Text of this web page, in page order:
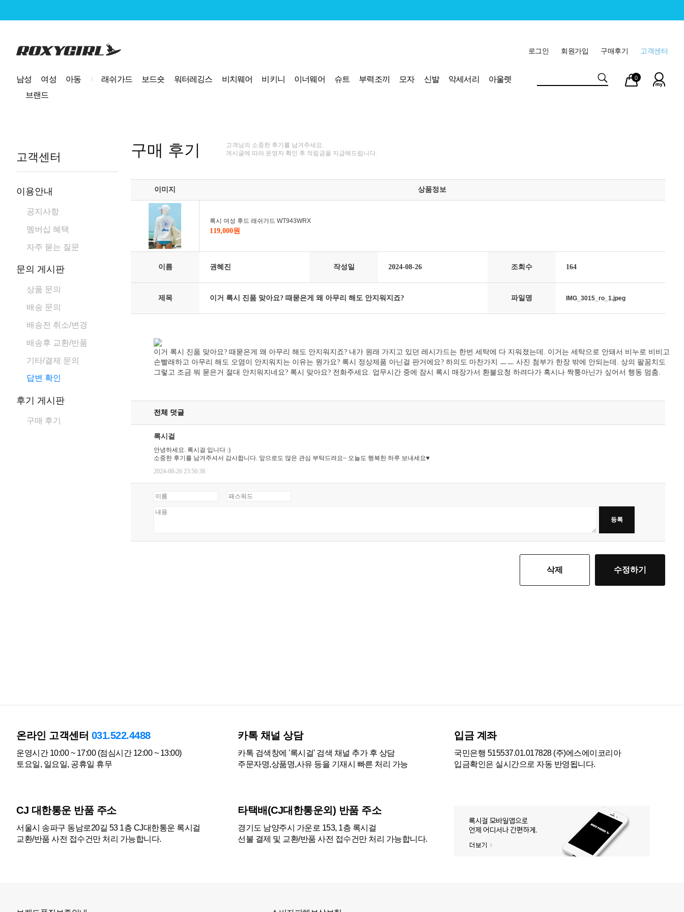
로고 고객센터
구매후기
회원가입
로그인
남성 여성 아동 래쉬가드 보드숏 워터레깅스 비치웨어 비키니 이너웨어 슈트 부력조끼 모자 신발 악세서리
아울렛
브랜드
마이
페이
장바
구니
0
고객센터
이용안내
공지사항
멤버십 혜택
자주 묻는 질문
문의 게시판
상품 문의
배송 문의
배송전 취소/변경
배송후 교환/반품
기타/결제 문의
답변 확인
후기 게시판
구매 후기
구매 후기
고객님의 소중한 후기를 남겨주세요.
게시글에 따라 운영자 확인 후 적립금을 지급해드립니다.
이미지 상품정보
록시 여성 후드 래쉬가드 WT943WRX
119,000원
이름 권혜진 작성일 2024-08-26 조회수 164
제목 이거 록시 진품 맞아요? 때묻은게 왜 아무리 해도 안지워지죠? 파일명 IMG_3015_ro_1.jpeg
이거 록시 진품 맞아요? 때묻은게 왜 아무리 해도 안지워지죠? 내가 원래 가지고 있던 레시가드는 한번 세탁에 다 지워졌는데. 이거는 세탁으로 안돼서 비누로 비비고
손빨래하고 아무리 해도 오염이 안지워지는 이유는 뭔가요? 록시 정상제품 아닌걸 판거에요? 하의도 마찬가지 ㅡㅡ 사진 첨부가 한장 밖에 안되는데. 상의 팔꿈치도
그렇고 조금 뭐 묻은거 절대 안지워지네요? 록시 맞아요? 전화주세요. 업무시간 중에 잠시 록시 매장가서 환불요청 하려다가 혹시나 짝퉁아닌가 싶어서 행동 멈춤.
전체 덧글
록시걸
안녕하세요. 록시걸 입니다 :)
소중한 후기를 남겨주셔서 감사합니다. 앞으로도 많은 관심 부탁드려요~ 오늘도 행복한 하루 보내세요♥
2024-08-26 23:50:38
등록
삭제 수정하기
온라인 고객센터 031.522.4488
운영시간 10:00 ~ 17:00 (점심시간 12:00 ~ 13:00)
토요일, 일요일, 공휴일 휴무
카톡 채널 상담
카톡 검색창에 '록시걸' 검색 채널 추가 후 상담
주문자명,상품명,사유 등을 기재시 빠른 처리 가능
입금 계좌
국민은행 515537.01.017828 (주)에스에이코리아
입금확인은 실시간으로 자동 반영됩니다.
CJ 대한통운 반품 주소
서울시 송파구 동남로20길 53 1층 CJ대한통운 록시걸
교환/반품 사전 접수건만 처리 가능합니다.
타택배(CJ대한통운외) 반품 주소
경기도 남양주시 가운로 153, 1층 록시걸
선불 결제 및 교환/반품 사전 접수건만 처리 가능합니다.